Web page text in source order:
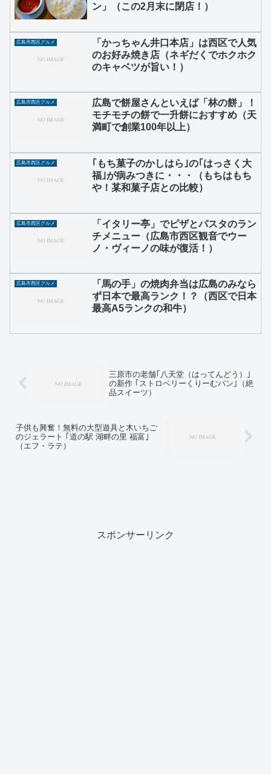
ン」（この2月末に閉店！）
広島市西区グルメ
「かっちゃん井口本店」は西区で人気
のお好み焼き店（ネギだくでホクホク
のキャベツが旨い！）
広島市西区グルメ
広島で餅屋さんといえば「林の餅」！
モチモチの餅で一升餅におすすめ（天
満町で創業100年以上）
広島市西区グルメ
｢もち菓子のかしはら｣の｢はっさく大
福｣が病みつきに・・・（もちはもち
や！某和菓子店との比較）
広島市西区グルメ
「イタリー亭」でピザとパスタのラン
チメニュー（広島市西区観音でウー
ノ・ヴィーノの味が復活！）
広島市西区グルメ
「馬の手」の焼肉弁当は広島のみなら
ず日本で最高ランク！？（西区で日本
最高A5ランクの和牛）
三原市の老舗｢八天堂（はってんどう）｣
の新作 ｢ストロベリーくりーむパン｣（絶
品スイーツ）
子供も興奮！無料の大型遊具と木いちご
のジェラート ｢道の駅 湖畔の里 福富｣
（エフ・ラテ）
スポンサーリンク